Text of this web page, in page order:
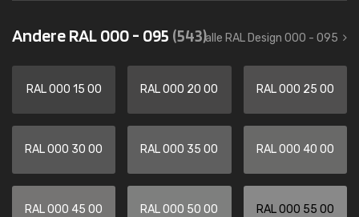
Andere RAL 000 - 095 (543)alle RAL Design 000 - 095
RAL 000 15 00 RAL 000 20 00 RAL 000 25 00
RAL 000 30 00 RAL 000 35 00 RAL 000 40 00
RAL 000 45 00 RAL 000 50 00 RAL 000 55 00